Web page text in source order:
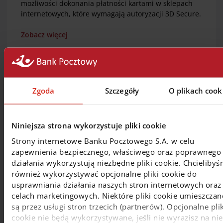
Zgoda Szczegóły O plikach
Niniejsza strona wykorzystuje pliki cookie
Strony internetowe Banku Pocztowego S.A. w celu
zapewnienia bezpiecznego, właściwego oraz poprawnego
działania wykorzystują niezbędne pliki cookie.
również wykorzystywać opcjonalne pliki cookie do
usprawniania działania naszych stron internetowych
celach marketingowych. Niektóre pliki cookie
są przez usługi stron trzecich (partnerów). Opcjonalne
cookie nie będą wykorzystywane, jeśli nie wyrazisz na nie
możliwości dokonania płatności kartami w sklepach
internetowych, które wymagają autoryzacji 3D Secure.
Zobacz więcej
2 listopada 2020
Wprowadziliśmy płatności BLIK
EnveloBanku korzystającym z aplikacji mobilnej
EnveloBank dostęp do systemu płatności mobilnych
BLIK. Poszerzając tym samym naszą ofertę o
cieszący się coraz większą popularnością sposób
płatności.
Od momentu udostępnienia BLIKA Klienci mogą
korzystać z 3 rodzajów usług -płatności w Internecie,
płatności w sklepach oraz wypłat z bankomatów.W
przyszłości usługa będzie jednak rozwijana o kolejne